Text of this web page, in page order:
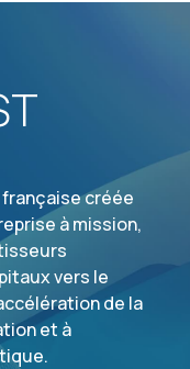
créée
à mission,
vers le
de la
et à